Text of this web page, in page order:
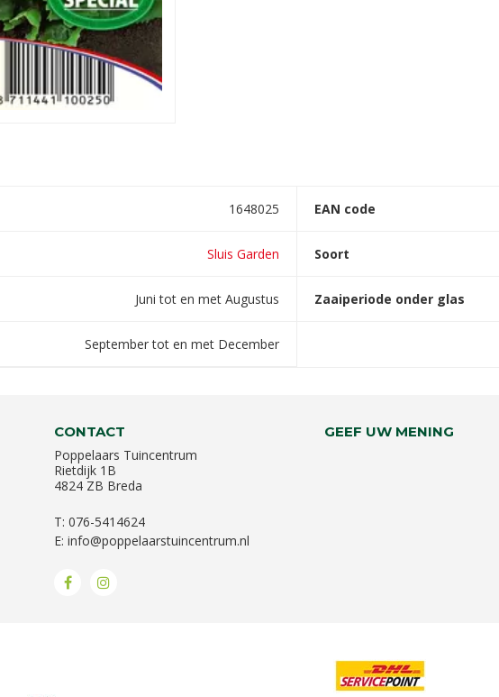
1648025 EAN code
Sluis Garden Soort
Juni tot en met Augustus Zaaiperiode onder glas
September tot en met December
CONTACT
Poppelaars Tuincentrum
Rietdijk 1B
4824 ZB Breda
T: 076-5414624
E: info@poppelaarstuincentrum.nl
GEEF UW MENING